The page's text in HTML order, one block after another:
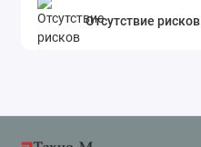
Отсутствие рисков